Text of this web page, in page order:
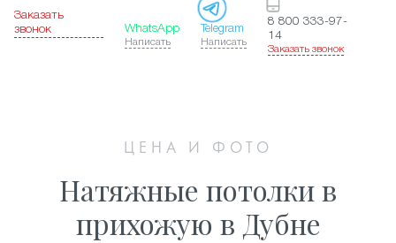
Заказать
звонок
WhatsApp
Написать
Telegram
Написать
8 800 333-97-
14
Заказать звонок
ЦЕНА И ФОТО
Натяжные потолки в
прихожую в Дубне